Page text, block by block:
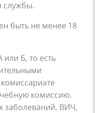
службы.
быть не менее 18
Б, то есть
комиссию.
заболеваний, ВИЧ,